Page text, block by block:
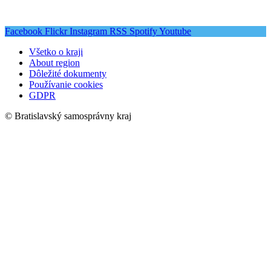
Facebook Flickr Instagram RSS SpotifyYoutube
Všetko o kraji
About region
Dôležité dokumenty
Používanie cookies
GDPR
© Bratislavský samosprávny kraj